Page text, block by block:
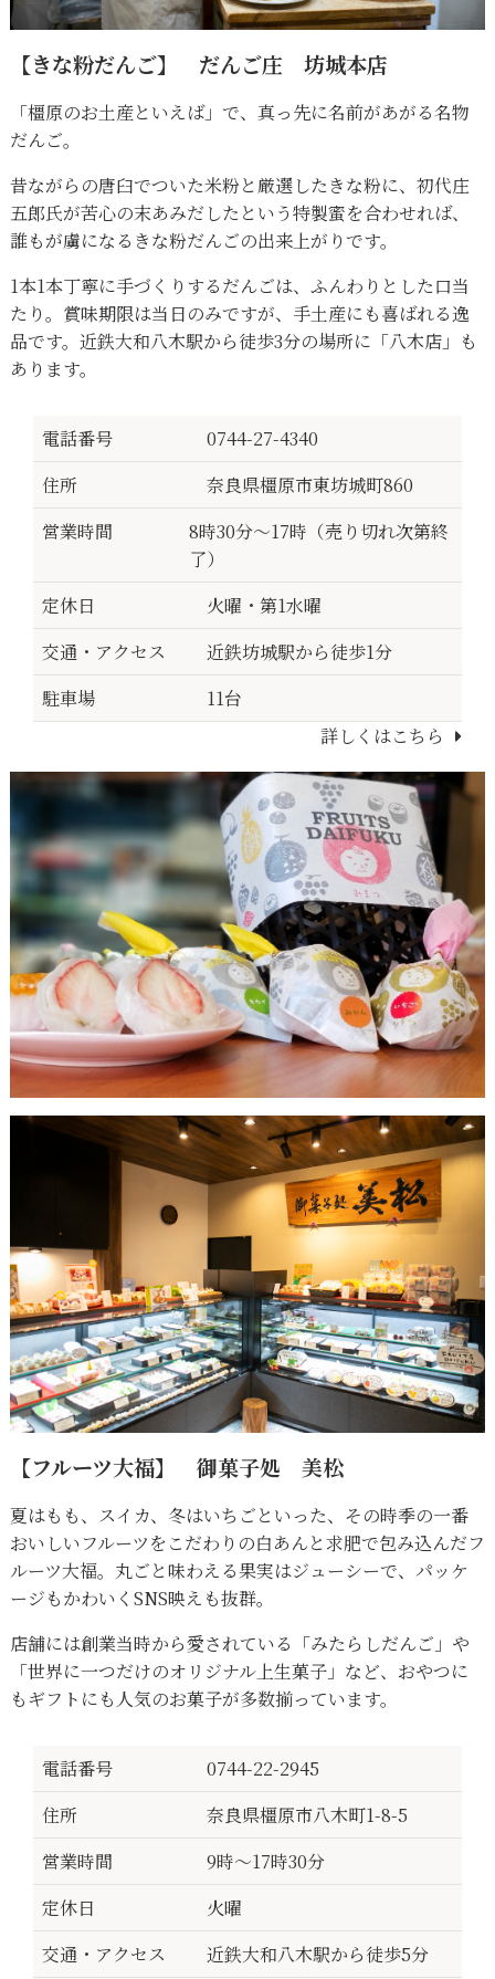
【きな粉だんご】 だんご庄 坊城本店
「橿原のお土産といえば」で、真っ先に名前があがる名物
だんご。
昔ながらの唐臼でついた米粉と厳選したきな粉に、初代庄
五郎氏が苦心の末あみだしたという特製蜜を合わせれば、
誰もが虜になるきな粉だんごの出来上がりです。
1本1本丁寧に手づくりするだんごは、ふんわりとした口当
たり。賞味期限は当日のみですが、手土産にも喜ばれる逸
品です。近鉄大和八木駅から徒歩3分の場所に「八木店」も
あります。
電話番号
0744-27-4340
住所
奈良県橿原市東坊城町860
営業時間
8時30分～17時（売り切れ次第終
了）
定休日
火曜・第1水曜
交通・アクセス
近鉄坊城駅から徒歩1分
駐車場
11台
詳しくはこちら
【フルーツ大福】 御菓子処 美松
夏はもも、スイカ、冬はいちごといった、その時季の一番
おいしいフルーツをこだわりの白あんと求肥で包み込んだフ
ルーツ大福。丸ごと味わえる果実はジューシーで、パッケ
ージもかわいくSNS映えも抜群。
店舗には創業当時から愛されている「みたらしだんご」や
「世界に一つだけのオリジナル上生菓子」など、おやつに
もギフトにも人気のお菓子が多数揃っています。
電話番号
0744-22-2945
住所
奈良県橿原市八木町1-8-5
営業時間
9時～17時30分
定休日
火曜
交通・アクセス
近鉄大和八木駅から徒歩5分